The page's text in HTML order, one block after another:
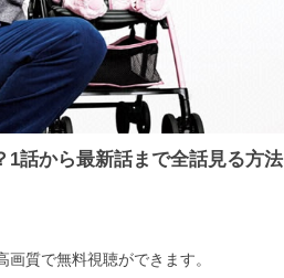
話から最新話まで全話見る方法
質で無料視聴ができます。